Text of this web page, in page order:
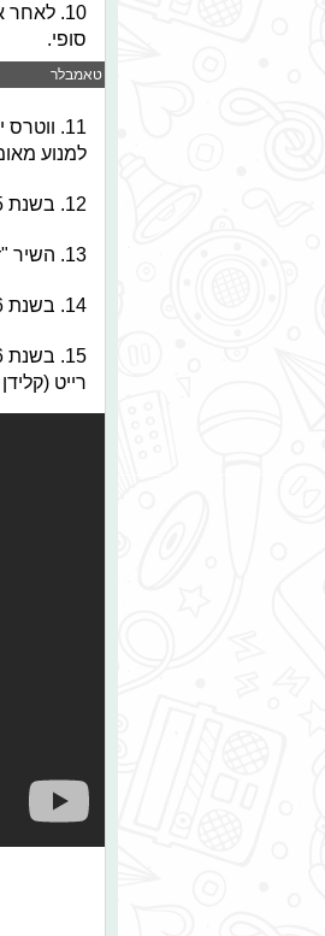
סופי.
© טאמבלר
11.
למנוע
12. בשנת 2005 התאחדו חברי הלהקה בפעם הראשונה במופע למען מדינות אפריקה.
13. השיר "have a cigar" הוא השיר היחיד בו הביאו זמר חיצוני בשביל שישיר ללהקה.
14. בשנת 1996 נכנסה הלהקה להיכל התהילה של הרוק.
רייט